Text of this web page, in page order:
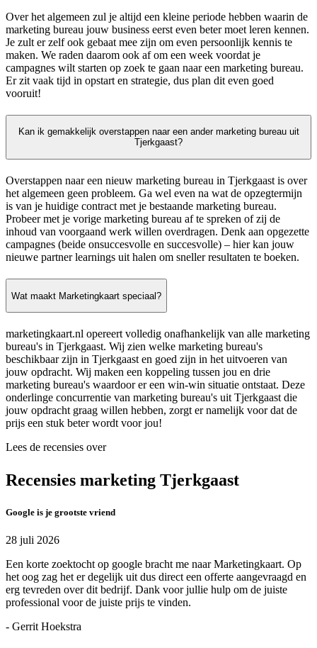
Over het algemeen zul je altijd een kleine periode hebben waarin de
marketing bureau jouw business eerst even beter moet leren kennen.
Je zult er zelf ook gebaat mee zijn om even persoonlijk kennis te
maken. We raden daarom ook af om een week voordat je
campagnes wilt starten op zoek te gaan naar een marketing bureau.
Er zit vaak tijd in opstart en strategie, dus plan dit even goed
vooruit!
Kan ik gemakkelijk overstappen naar een ander marketing bureau uit
Tjerkgaast?
Overstappen naar een nieuw marketing bureau in Tjerkgaast is over
het algemeen geen probleem. Ga wel even na wat de opzegtermijn
is van je huidige contract met je bestaande marketing bureau.
Probeer met je vorige marketing bureau af te spreken of zij de
inhoud van voorgaand werk willen overdragen. Denk aan opgezette
campagnes (beide onsuccesvolle en succesvolle) – hier kan jouw
nieuwe partner learnings uit halen om sneller resultaten te boeken.
Wat maakt Marketingkaart speciaal?
marketingkaart.nl opereert volledig onafhankelijk van alle marketing
bureau's in Tjerkgaast. Wij zien welke marketing bureau's
beschikbaar zijn in Tjerkgaast en goed zijn in het uitvoeren van
jouw opdracht. Wij maken een koppeling tussen jou en drie
marketing bureau's waardoor er een win-win situatie ontstaat. Deze
onderlinge concurrentie van marketing bureau's uit Tjerkgaast die
jouw opdracht graag willen hebben, zorgt er namelijk voor dat de
prijs een stuk beter wordt voor jou!
Lees de recensies over
Recensies marketing Tjerkgaast
Google is je grootste vriend
28 juli 2026
Een korte zoektocht op google bracht me naar Marketingkaart. Op
het oog zag het er degelijk uit dus direct een offerte aangevraagd en
erg tevreden over dit bedrijf. Dank voor jullie hulp om de juiste
professional voor de juiste prijs te vinden.
- Gerrit Hoekstra